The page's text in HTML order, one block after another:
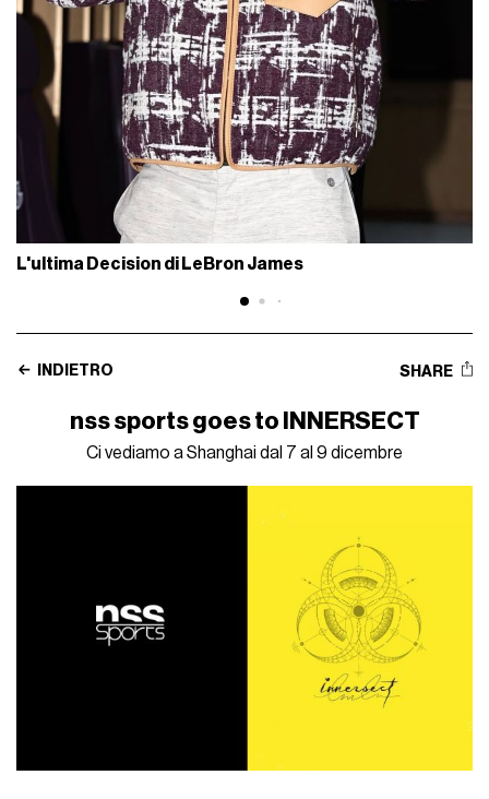
L'ultima Decision di LeBron James
INDIETRO SHARE
nss sports goes to INNERSECT
Ci vediamo a Shanghai dal 7 al 9 dicembre